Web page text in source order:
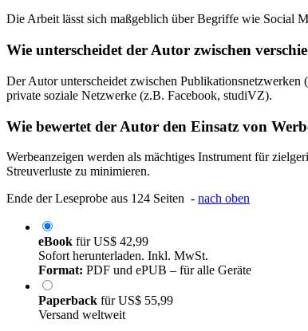
Die Arbeit lässt sich maßgeblich über Begriffe wie Social
Wie unterscheidet der Autor zwischen
Der Autor unterscheidet zwischen
private soziale Netzwerke (z.B. Facebook, studiVZ).
Wie bewertet der Autor den Einsatz von
Werbeanzeigen werden als mächtiges Instrument für
Streuverluste zu minimieren.
Ende der Leseprobe aus 124 Seiten - nach oben
eBook fürUS$ 42,99
Sofort herunterladen. Inkl. MwSt.
Format: PDF und ePUB – für alle Geräte
Paperback fürUS$ 55,99
Versand weltweit